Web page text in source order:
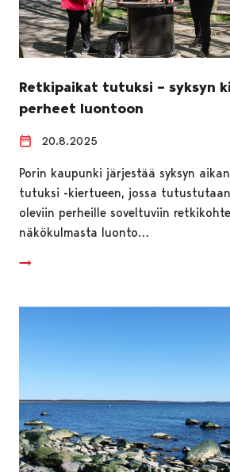
Retkipaikat tutuksi – syksyn
perheet luontoon
20.8.2025
Porin kaupunki järjestää syksyn
tutuksi -kiertueen, jossa
oleviin perheille soveltuviin
näkökulmasta luonto…